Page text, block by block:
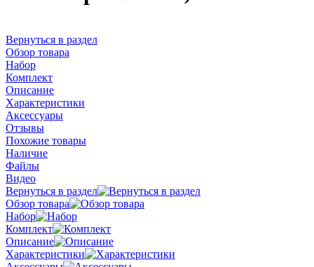
Вернуться в раздел
Обзор товара
Набор
Комплект
Описание
Характеристики
Аксессуары
Отзывы
Похожие товары
Наличие
Файлы
Видео
Вернуться в раздел
Обзор товара
Набор
Комплект
Описание
Характеристики